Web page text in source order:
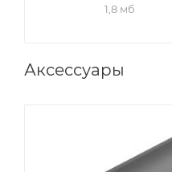
1,8 мб
Аксессуары